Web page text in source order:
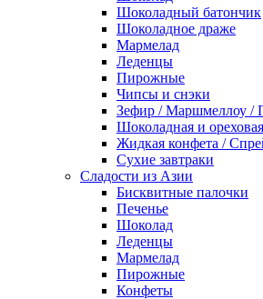
Шоколадный батончик
Шоколадное драже
Мармелад
Леденцы
Пирожные
Чипсы и снэки
Зефир / Маршмеллоу /
Шоколадная и
Жидкая конфета /
Сухие завтраки
Сладости из Азии
Бисквитные палочки
Печенье
Шоколад
Леденцы
Мармелад
Пирожные
Конфеты